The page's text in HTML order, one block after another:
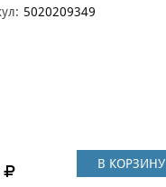
5020209349
В КОРЗИНУ